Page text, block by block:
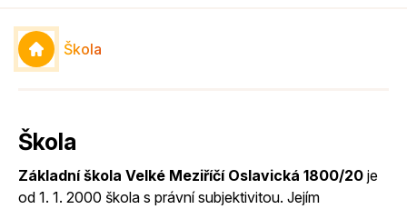
Škola
Škola
Základní škola Velké Meziříčí Oslavická 1800/20 je
od 1. 1. 2000 škola s právní subjektivitou. Jejím